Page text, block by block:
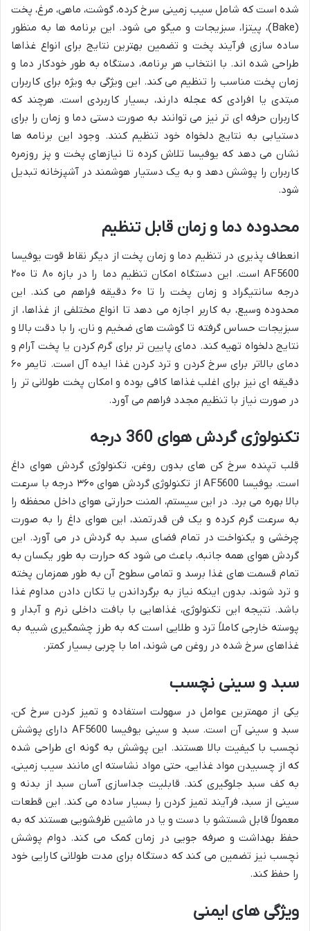
شده است که شامل سیب زمینی سرخ کرده، گوشت، ماهی، مرغ، پخت
(Bake)، پیتزا، سبزیجات و میگو می شود. این برنامه ها به منظور
ساده سازی فرآیند پخت و تضمین بهترین نتایج برای انواع غذاها
طراحی شده اند. با انتخاب هر برنامه، دستگاه به طور خودکار دما و
زمان پخت مناسب را تنظیم می کند. این ویژگی به ویژه برای کاربران
مبتدی یا افرادی که عجله دارند، بسیار کاربردی است. هرچند که
کاربران حرفه ای تر نیز می توانند به صورت دستی دما و زمان را برای
دستیابی به نتایج دلخواه خود تنظیم کنند. وجود این برنامه ها
نشان می دهد که یوفیسا تلاش کرده تا نیازهای پخت و پز روزمره
کاربران را پوشش دهد و به یک دستیار هوشمند در آشپزخانه تبدیل
شود.
محدوده دما و زمان قابل تنظیم
انعطاف پذیری در تنظیم دما و زمان پخت از دیگر نقاط قوت یوفیسا
AF5600 است. این دستگاه امکان تنظیم دما را در بازه ۸۰ تا ۲۰۰
درجه سانتیگراد و زمان پخت را تا ۶۰ دقیقه فراهم می کند. این
محدوده وسیع، به کاربر اجازه می دهد تا انواع مختلفی از غذاها، از
سبزیجات حساس گرفته تا گوشت های ضخیم و نان، را با دقت بالا و
نتایج دلخواه تهیه کند. دمای پایین تر برای گرم کردن یا پخت آرام و
دمای بالاتر برای سرخ کردن و ترد کردن غذا ایده آل است. تایمر ۶۰
دقیقه ای نیز برای اغلب غذاها کافی بوده و امکان پخت طولانی تر را
در صورت نیاز با تنظیم مجدد فراهم می آورد.
تکنولوژی گردش هوای 360 درجه
قلب تپنده سرخ کن های بدون روغن، تکنولوژی گردش هوای داغ
است. یوفیسا AF5600 از تکنولوژی گردش هوای ۳۶۰ درجه با سرعت
بالا بهره می برد. در این سیستم، المنت حرارتی هوای داخل محفظه را
به سرعت گرم کرده و یک فن قدرتمند، این هوای داغ را به صورت
چرخشی و یکنواخت در تمام فضای سبد به گردش در می آورد. این
گردش هوای همه جانبه، باعث می شود که حرارت به طور یکسان به
تمام قسمت های غذا برسد و تمامی سطوح آن به طور همزمان پخته
و ترد شوند، بدون اینکه نیاز به برگرداندن یا تکان دادن مداوم غذا
باشد. نتیجه این تکنولوژی، غذاهایی با بافت داخلی نرم و آبدار و
پوسته خارجی کاملاً ترد و طلایی است که به طرز چشمگیری شبیه به
غذاهای سرخ شده در روغن می شوند، اما با چربی بسیار کمتر.
سبد و سینی نچسب
یکی از مهمترین عوامل در سهولت استفاده و تمیز کردن سرخ کن،
سبد و سینی آن است. سبد و سینی یوفیسا AF5600 دارای پوشش
نچسب با کیفیت بالا هستند. این پوشش به گونه ای طراحی شده
که از چسبیدن مواد غذایی، حتی مواد نشاسته ای مانند سیب زمینی،
به کف سبد جلوگیری کند. قابلیت جداسازی آسان سبد از بدنه و
سینی از سبد، فرآیند تمیز کردن را بسیار ساده می کند. این قطعات
معمولاً قابل شستشو با دست و یا در ماشین ظرفشویی هستند که به
حفظ بهداشت و صرفه جویی در زمان کمک می کند. دوام پوشش
نچسب نیز تضمین می کند که دستگاه برای مدت طولانی کارایی خود
را حفظ کند.
ویژگی های ایمنی